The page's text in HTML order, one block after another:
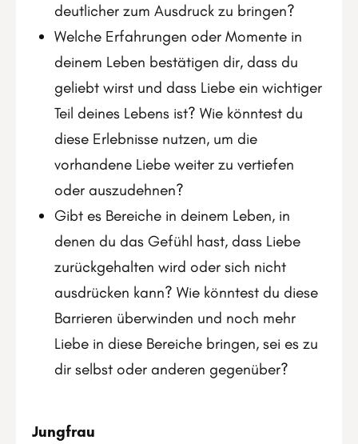
deutlicher zum Ausdruck zu bringen?
Welche Erfahrungen oder Momente in
deinem Leben bestätigen dir, dass du
geliebt wirst und dass Liebe ein wichtiger
Teil deines Lebens ist? Wie könntest du
diese Erlebnisse nutzen, um die
vorhandene Liebe weiter zu vertiefen
oder auszudehnen?
Gibt es Bereiche in deinem Leben, in
denen du das Gefühl hast, dass Liebe
zurückgehalten wird oder sich nicht
ausdrücken kann? Wie könntest du diese
Barrieren überwinden und noch mehr
Liebe in diese Bereiche bringen, sei es zu
dir selbst oder anderen gegenüber?
Jungfrau